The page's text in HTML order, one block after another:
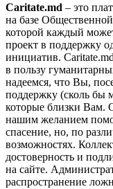
Caritate.md – это
на базе
которой каждый
проект в поддержку
инициатив.
в пользу
надеемся, что Вы,
поддержку (сколь бы
которые близки Вам.
нашим желанием
спасение, но, по
возможностях.
достоверность и
на сайте.
распространение